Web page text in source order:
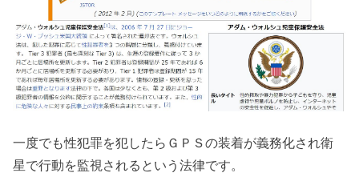
一度でも性犯罪を犯したらＧＰＳの装着が義務化され衛
星で行動を監視されるという法律です。